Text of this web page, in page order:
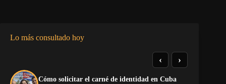
Lo más consultado hoy
Cómo solicitar el carné de identidad en Cuba
‹ ›